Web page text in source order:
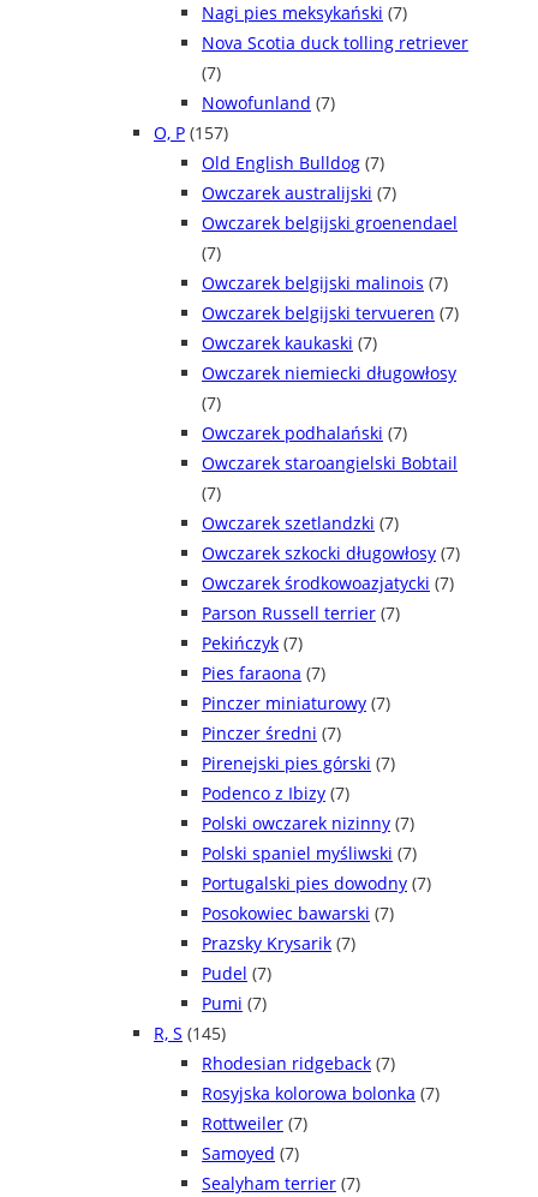
Nagi pies meksykański (7)
Nova Scotia duck tolling retriever
(7)
Nowofunland (7)
O, P (157)
Old English Bulldog (7)
Owczarek australijski (7)
Owczarek belgijski groenendael
(7)
Owczarek belgijski malinois (7)
Owczarek belgijski tervueren (7)
Owczarek kaukaski (7)
Owczarek niemiecki długowłosy
(7)
Owczarek podhalański (7)
Owczarek staroangielski Bobtail
(7)
Owczarek szetlandzki (7)
Owczarek szkocki długowłosy (7)
Owczarek środkowoazjatycki (7)
Parson Russell terrier (7)
Pekińczyk (7)
Pies faraona (7)
Pinczer miniaturowy (7)
Pinczer średni (7)
Pirenejski pies górski (7)
Podenco z Ibizy (7)
Polski owczarek nizinny (7)
Polski spaniel myśliwski (7)
Portugalski pies dowodny (7)
Posokowiec bawarski (7)
Prazsky Krysarik (7)
Pudel (7)
Pumi (7)
R, S (145)
Rhodesian ridgeback (7)
Rosyjska kolorowa bolonka (7)
Rottweiler (7)
Samoyed (7)
Sealyham terrier (7)